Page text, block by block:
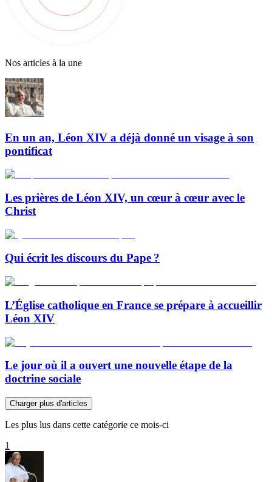
Nos articles à la une
En un an, Léon XIV a déjà donné un visage à son
pontificat
Les prières de Léon XIV, un cœur à cœur avec le
Christ
Qui écrit les discours du Pape ?
L’Église catholique en France se prépare à accueillir
Léon XIV
Le jour où il a ouvert une nouvelle étape de la
doctrine sociale
Charger plus d'articles
Les plus lus dans cette catégorie ce mois-ci
1